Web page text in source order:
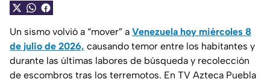
Un sismo volvió a “mover” a Venezuela hoy miércoles 8
de julio de 2026, causando temor entre los habitantes y
durante las últimas labores de búsqueda y recolección
de escombros tras los terremotos. En TV Azteca Puebla